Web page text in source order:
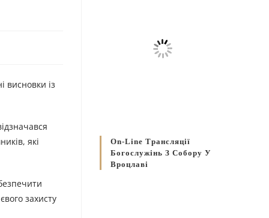
висновки із
які
захисту
On-Line Трансляції
Богослужінь З Собору У
Вроцлаві